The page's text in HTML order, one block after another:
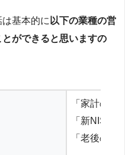
基本的に 以下の業種の営
ができると思いますの
「家計の見
「新NISA
「老後の